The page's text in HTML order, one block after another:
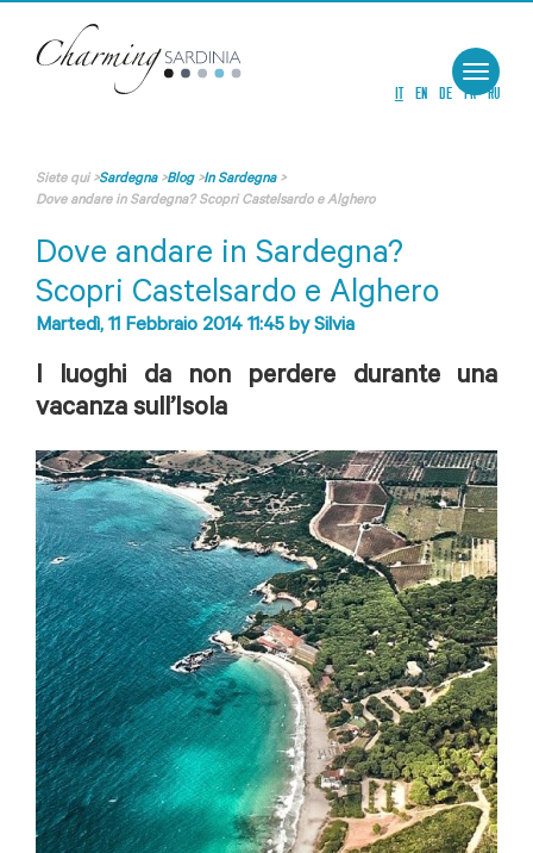
IT EN DE FR RU
Toggle
Siete qui>Sardegna>Blog>In Sardegna>
Dove andare in Sardegna? Scopri Castelsardo e Alghero
Dove andare in Sardegna?
Scopri Castelsardo e Alghero
Martedì, 11 Febbraio 2014 11:45 bySilvia
I luoghi da non perdere durante una
vacanza sull’Isola